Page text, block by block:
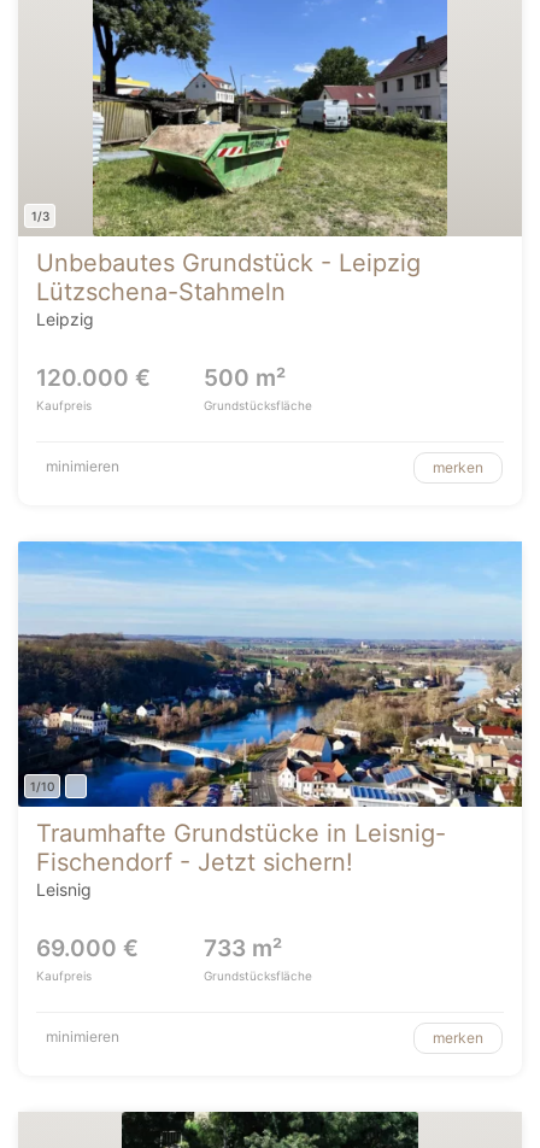
1/3
Unbebautes Grundstück - Leipzig
Lützschena-Stahmeln
Leipzig
120.000 €
Kaufpreis
500 m²
Grundstücksfläche
minimieren merken
1/10
Traumhafte Grundstücke in Leisnig-
Fischendorf - Jetzt sichern!
Leisnig
69.000 €
Kaufpreis
733 m²
Grundstücksfläche
minimieren merken